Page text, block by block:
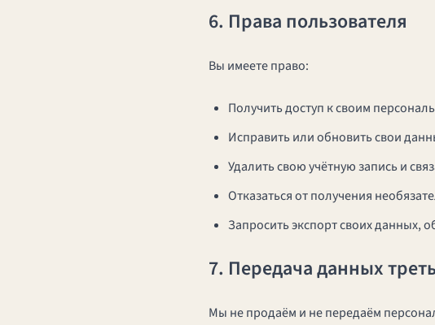
6. Права пользователя
Вы имеете право:
Получить доступ к своим
Исправить или обновить свои
Удалить свою учётную запись и
Отказаться от получения
Запросить экспорт своих данных,
7. Передача данных
Мы не продаём и не передаём